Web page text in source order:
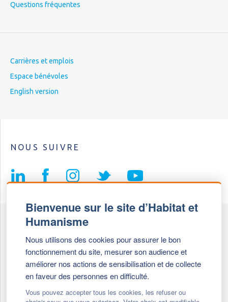
Bienvenue sur le site d’Habitat et
Humanisme
Nous utilisons des cookies pour assurer le bon
fonctionnement du site, mesurer son audience et
améliorer nos actions de sensibilisation et de collecte
en faveur des personnes en difficulté.
Vous pouvez accepter tous les cookies, les refuser ou
Questions fréquentes
Carrières et emplois
Espace bénévoles
English version
NOUS SUIVRE
69647 Caluire et Cuire cedex
+ 33 (0)4 72 27 42 58